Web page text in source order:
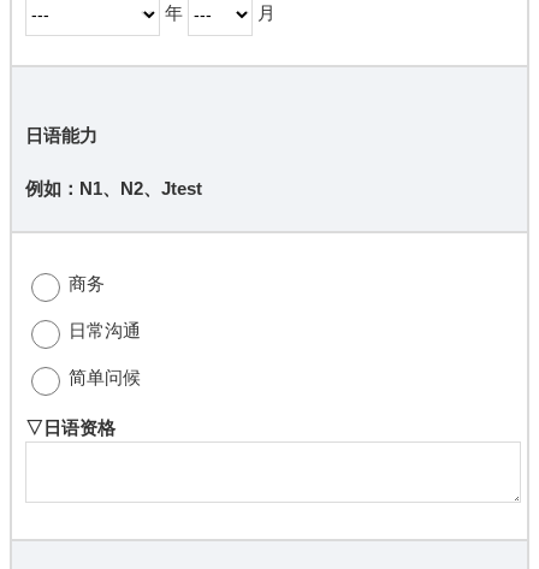
年
月
日语能力
例如：N1、N2、Jtest
商务
日常沟通
简单问候
▽日语资格